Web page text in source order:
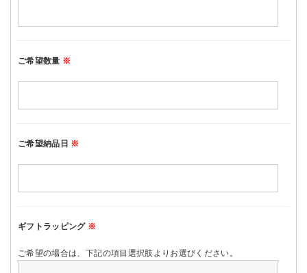
ご希望数量 ※
ご希望納品日 ※
ギフトラッピング ※
ご希望の場合は、下記の項目選択肢よりお選びください。